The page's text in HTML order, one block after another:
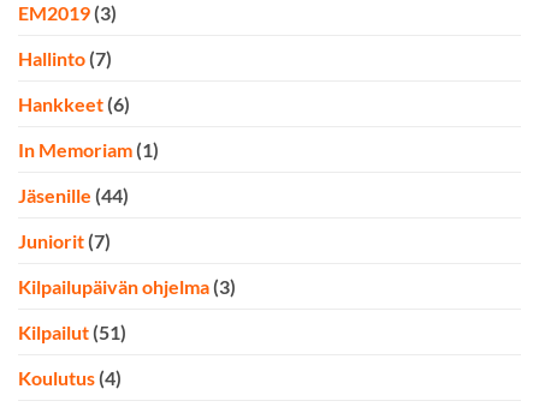
EM2019 (3)
Hallinto (7)
Hankkeet (6)
In Memoriam (1)
Jäsenille (44)
Juniorit (7)
Kilpailupäivän ohjelma (3)
Kilpailut (51)
Koulutus (4)